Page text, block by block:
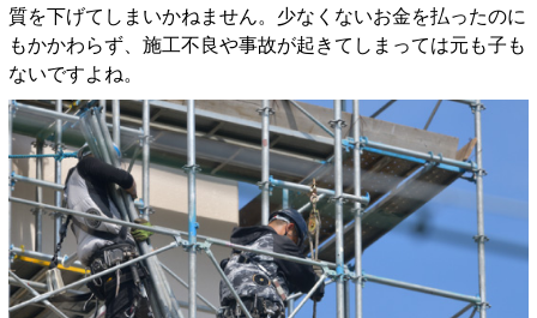
質を下げてしまいかねません。少なくないお金を払ったのに
もかかわらず、施工不良や事故が起きてしまっては元も子も
ないですよね。